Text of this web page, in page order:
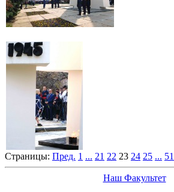
Страницы: Пред. 1 ... 21 22 23 24 25 ... 51
Наш Факультет